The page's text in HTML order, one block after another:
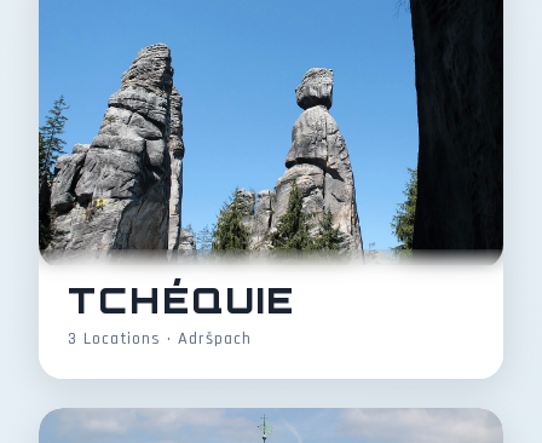
TCHÉQUIE
3 Locations • Adršpach